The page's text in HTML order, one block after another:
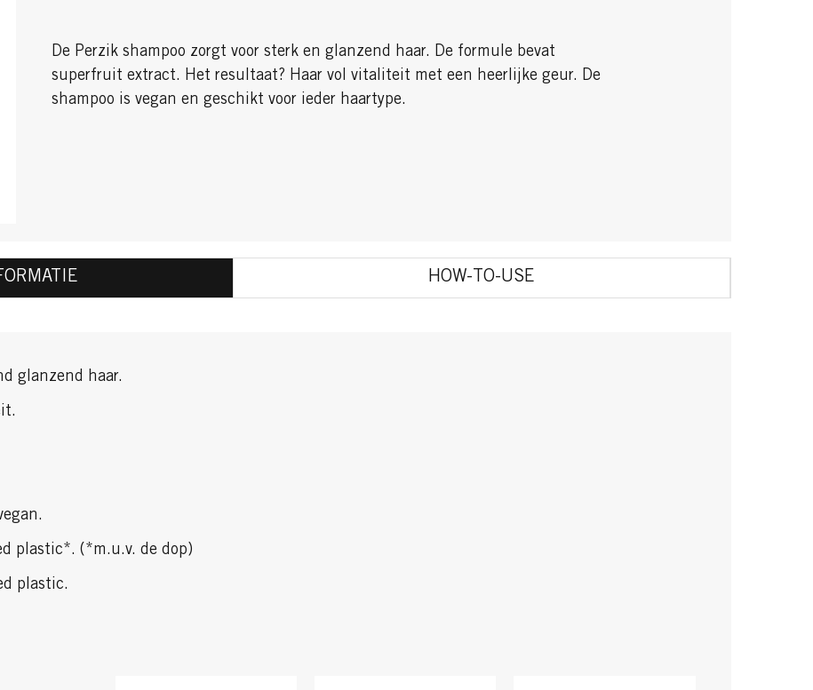
De Perzik shampoo zorgt voor sterk en glanzend haar. De formule bevat
superfruit extract. Het resultaat? Haar vol vitaliteit met een heerlijke geur. De
shampoo is vegan en geschikt voor ieder haartype.
HOW-TO-USE
glanzend haar.
plastic*. (*m.u.v. de dop)
plastic.